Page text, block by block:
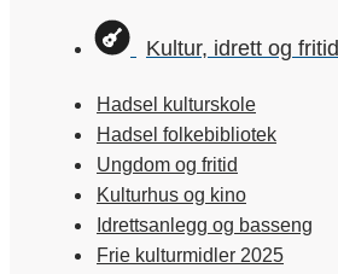
Kultur, idrett og fritid
Hadsel kulturskole
Hadsel folkebibliotek
Ungdom og fritid
Kulturhus og kino
Idrettsanlegg og basseng
Frie kulturmidler 2025